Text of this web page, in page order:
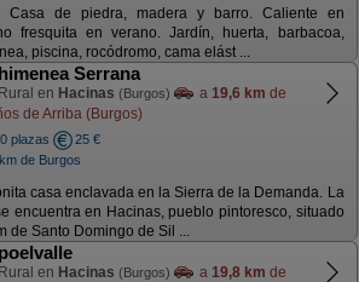
Casa de piedra, madera y barro. Caliente en
fresquita en verano. Jardín, huerta, barbacoa,
piscina, rocódromo, cama elást ...
Serrana
en Hacinas (Burgos) a 19,6 km de
de Arriba (Burgos)
plazas
25 €
de Burgos
casa enclavada en la Sierra de la Demanda. La
encuentra en Hacinas, pueblo pintoresco, situado
de Santo Domingo de Sil ...
en Hacinas (Burgos) a 19,8 km de